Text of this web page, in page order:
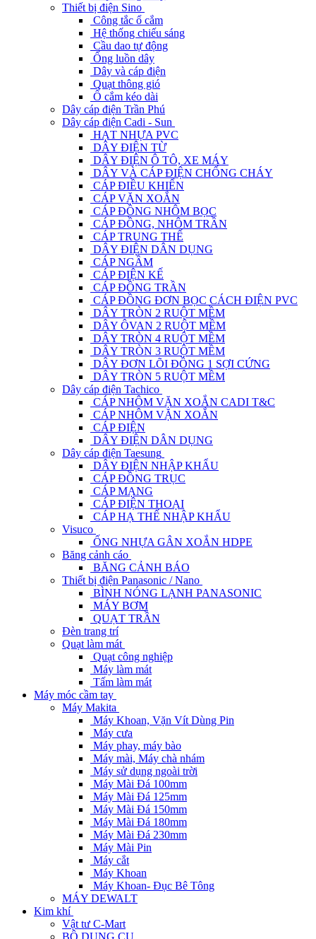
Thiết bị điện Sino
Công tắc ổ cắm
Hệ thống chiếu sáng
Cầu dao tự động
Ống luồn dây
Dây và cáp điện
Quạt thông gió
Ổ cắm kéo dài
Dây cáp điện Trần Phú
Dây cáp điện Cadi - Sun
HẠT NHỰA PVC
DÂY ĐIỆN TỪ
DÂY ĐIỆN Ô TÔ, XE MÁY
DÂY VÀ CÁP ĐIỆN CHỐNG CHÁY
CÁP ĐIỀU KHIỂN
CÁP VẶN XOẮN
CÁP ĐỒNG NHÔM BỌC
CÁP ĐỒNG, NHÔM TRẦN
CÁP TRUNG THẾ
DÂY ĐIỆN DÂN DỤNG
CÁP NGẦM
CÁP ĐIỆN KẾ
CÁP ĐỒNG TRẦN
CÁP ĐỒNG ĐƠN BỌC CÁCH ĐIỆN PVC
DÂY TRÒN 2 RUỘT MỀM
DÂY ÔVAN 2 RUỘT MỀM
DÂY TRÒN 4 RUỘT MỀM
DÂY TRÒN 3 RUỘT MỀM
DÂY ĐƠN LÕI ĐỒNG 1 SỢI CỨNG
DÂY TRÒN 5 RUỘT MỀM
Dây cáp điện Tachico
CÁP NHÔM VẶN XOẮN CADI T&C
CÁP NHÔM VẶN XOẮN
CÁP ĐIỆN
DÂY ĐIỆN DÂN DỤNG
Dây cáp điện Taesung
DÂY ĐIỆN NHẬP KHẨU
CÁP ĐỒNG TRỤC
CÁP MẠNG
CÁP ĐIỆN THOẠI
CÁP HẠ THẾ NHẬP KHẨU
Visuco
ỐNG NHỰA GÂN XOẮN HDPE
Băng cảnh cáo
BĂNG CẢNH BÁO
Thiết bị điện Panasonic / Nano
BÌNH NÓNG LẠNH PANASONIC
MÁY BƠM
QUẠT TRẦN
Đèn trang trí
Quạt làm mát
Quạt công nghiệp
Máy làm mát
Tấm làm mát
Máy móc cầm tay
Máy Makita
Máy Khoan, Vặn Vít Dùng Pin
Máy cưa
Máy phay, máy bào
Máy mài, Máy chà nhám
Máy sử dụng ngoài trời
Máy Mài Đá 100mm
Máy Mài Đá 125mm
Máy Mài Đá 150mm
Máy Mài Đá 180mm
Máy Mài Đá 230mm
Máy Mài Pin
Máy cắt
Máy Khoan
Máy Khoan- Đục Bê Tông
MÁY DEWALT
Kim khí
Vật tư C-Mart
BỘ DỤNG CỤ